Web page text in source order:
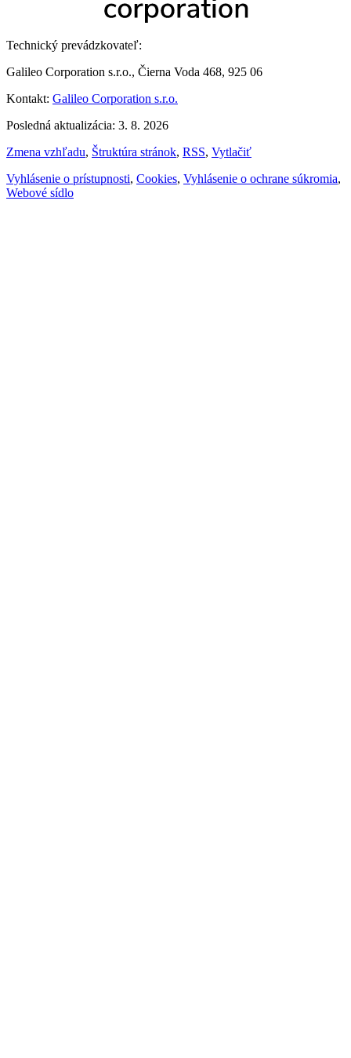
Technický prevádzkovateľ:
Galileo Corporation s.r.o., Čierna Voda 468, 925 06
Kontakt: Galileo Corporation s.r.o.
Posledná aktualizácia: 3. 8. 2026
Zmena vzhľadu, Štruktúra stránok, RSS, Vytlačiť
Vyhlásenie o prístupnosti, Cookies, Vyhlásenie o ochrane súkromia,
Webové sídlo